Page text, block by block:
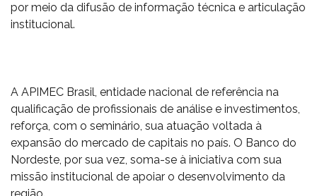
por meio da difusão de informação técnica e articulação
institucional.
A APIMEC Brasil, entidade nacional de referência na
qualificação de profissionais de análise e investimentos,
reforça, com o seminário, sua atuação voltada à
expansão do mercado de capitais no país. O Banco do
Nordeste, por sua vez, soma-se à iniciativa com sua
missão institucional de apoiar o desenvolvimento da